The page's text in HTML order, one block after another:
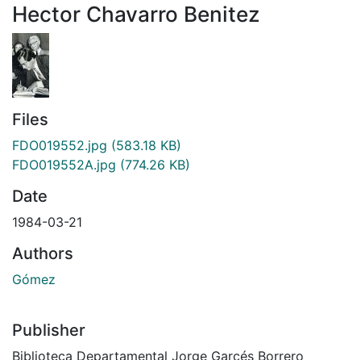
Hector Chavarro Benitez
Files
FDO019552.jpg (583.18 KB)
FDO019552A.jpg (774.26 KB)
Date
1984-03-21
Authors
Gómez
Publisher
Biblioteca Departamental Jorge Garcés Borrero